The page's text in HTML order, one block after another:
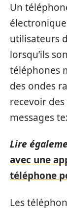
Un
utilisateurs
lorsqu’ils
téléphones
des ondes
recevoir
messages
Lire
avec une
téléphone
Les